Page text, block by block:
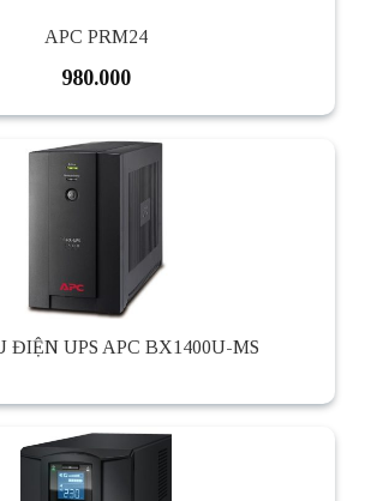
APC PRM24
980.000
ĐIỆN UPS APC BX1400U-MS